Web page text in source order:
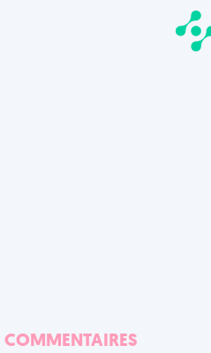
COMMENTAIRES